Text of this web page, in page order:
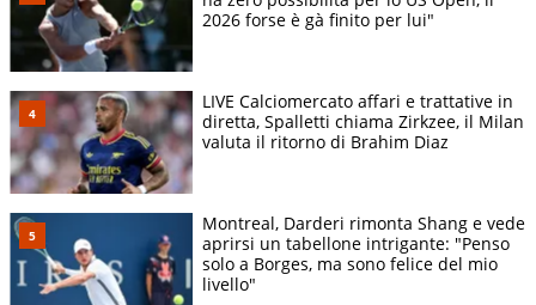
2026 forse è gà finito per lui"
LIVE Calciomercato affari e trattative in
diretta, Spalletti chiama Zirkzee, il Milan
valuta il ritorno di Brahim Diaz
Montreal, Darderi rimonta Shang e vede
aprirsi un tabellone intrigante: "Penso
solo a Borges, ma sono felice del mio
livello"